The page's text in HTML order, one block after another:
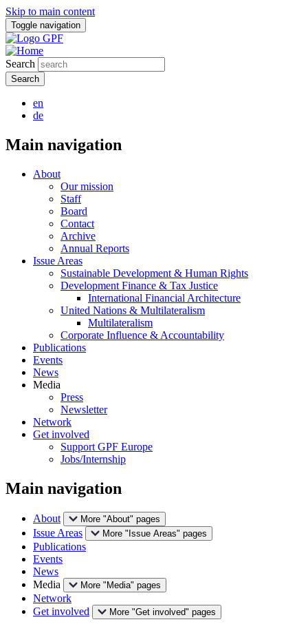
Skip to main content
Toggle navigation
Search
en
de
Main navigation
About
Our mission
Staff
Board
Contact
Archive
Annual Reports
Issue Areas
Sustainable Development & Human Rights
Development Finance & Tax Justice
International Financial Architecture
United Nations & Multilateralism
Multilateralism
Corporate Influence & Accountability
Publications
Events
News
Media
Press
Newsletter
Network
Get involved
Support GPF Europe
Jobs/Internship
Main navigation
About More "About" pages
Issue Areas More "Issue Areas" pages
Publications
Events
News
Media
More "Media" pages
Network
Get involved
More "Get involved" pages